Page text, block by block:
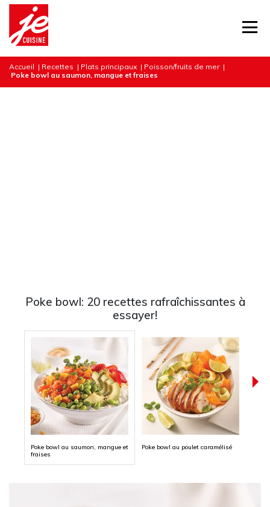
Accueil | Recettes | Plats principaux | Poisson/fruits de mer |
Poke bowl au saumon, mangue et fraises
Poke bowl: 20 recettes rafraîchissantes à
essayer!
Poke bowl au saumon, mangue et
fraises
Poke bowl au poulet caramélisé